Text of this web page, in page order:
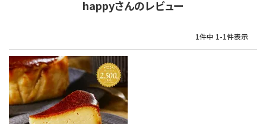
happyさんのレビュー
1件中 1-1件表示